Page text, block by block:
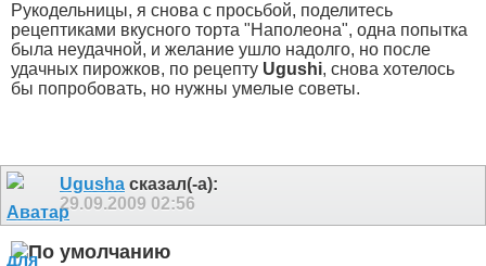
Рукодельницы, я снова с просьбой, поделитесь
рецептиками вкусного торта "Наполеона", одна попытка
была неудачной, и желание ушло надолго, но после
удачных пирожков, по рецепту Ugushi, снова хотелось
бы попробовать, но нужны умелые советы.
Ugusha сказал(-а):
29.09.2009 02:56